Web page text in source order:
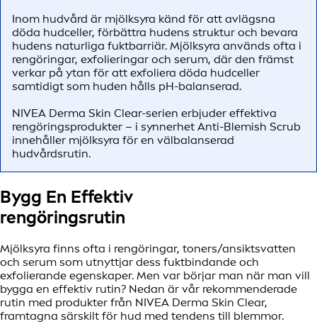
Inom hudvård är mjölksyra känd för att avlägsna
döda hudceller, förbättra hudens struktur och bevara
hudens naturliga fuktbarriär. Mjölksyra används ofta i
rengöringar, exfolieringar och serum, där den främst
verkar på ytan för att exfoliera döda hudceller
samtidigt som huden hålls pH-balanserad.
NIVEA Derma Skin Clear-serien erbjuder effektiva
rengöringsprodukter – i synnerhet Anti-Blemish Scrub
innehåller mjölksyra för en välbalanserad
hudvårdsrutin.
Bygg En Effektiv
rengöringsrutin
Mjölksyra finns ofta i rengöringar, toners/ansiktsvatten
och serum som utnyttjar dess fuktbindande och
exfolierande egenskaper. Men var börjar man när man vill
bygga en effektiv rutin? Nedan är vår rekommenderade
rutin med produkter från NIVEA Derma Skin Clear,
framtagna särskilt för hud med tendens till blemmor.